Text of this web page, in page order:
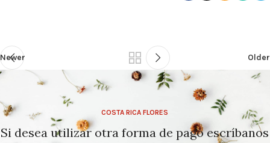
Newer Older
COSTA RICA FLORES
Si desea utilizar otra forma de pago escríbanos